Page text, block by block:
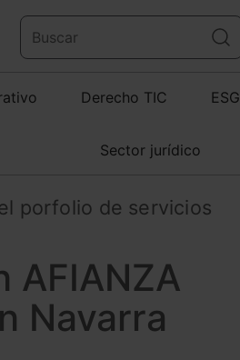
Derecho TIC ESG
Sector jurídico
porfolio de servicios
AFIANZA
Navarra